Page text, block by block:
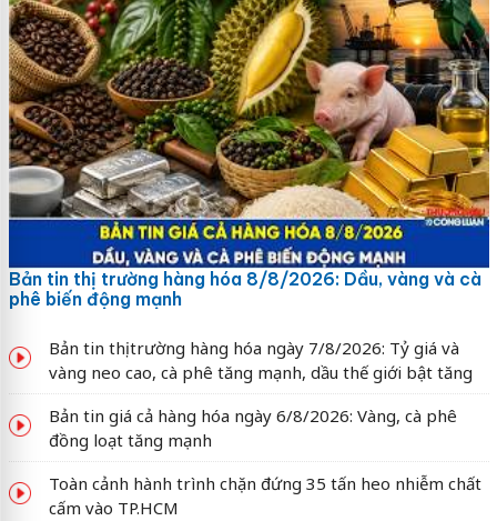
Bản tin thị trường hàng hóa 8/8/2026: Dầu, vàng và cà
phê biến động mạnh
Bản tin thị trường hàng hóa ngày 7/8/2026: Tỷ giá và
vàng neo cao, cà phê tăng mạnh, dầu thế giới bật tăng
Bản tin giá cả hàng hóa ngày 6/8/2026: Vàng, cà phê
đồng loạt tăng mạnh
Toàn cảnh hành trình chặn đứng 35 tấn heo nhiễm chất
cấm vào TP.HCM